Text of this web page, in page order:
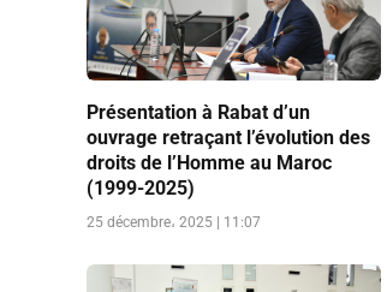
Présentation à Rabat d’un
ouvrage retraçant l’évolution des
droits de l’Homme au Maroc
(1999-2025)
25 décembre، 2025 | 11:07